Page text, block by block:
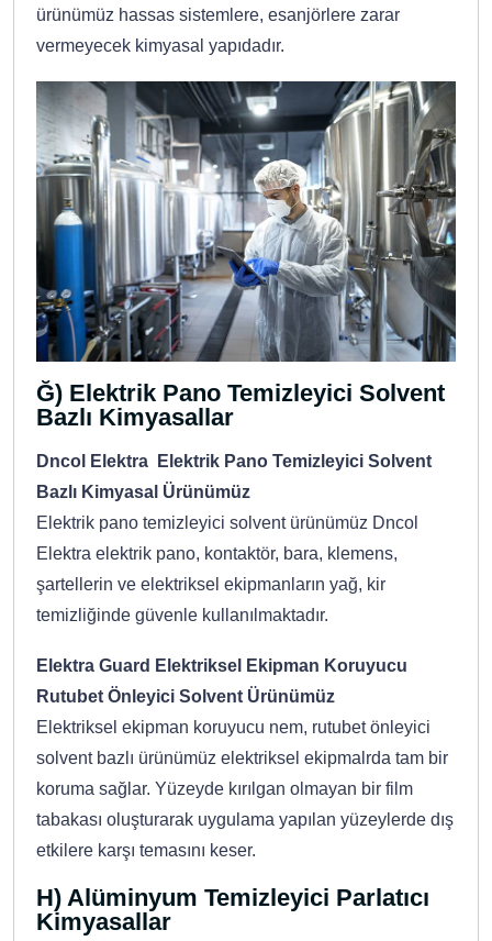
ürünümüz hassas sistemlere, esanjörlere zarar
vermeyecek kimyasal yapıdadır.
Ğ) Elektrik Pano Temizleyici Solvent
Bazlı Kimyasallar
Dncol Elektra Elektrik Pano Temizleyici Solvent
Bazlı Kimyasal Ürünümüz
Elektrik pano temizleyici solvent ürünümüz Dncol
Elektra elektrik pano, kontaktör, bara, klemens,
şartellerin ve elektriksel ekipmanların yağ, kir
temizliğinde güvenle kullanılmaktadır.
Elektra Guard Elektriksel Ekipman Koruyucu
Rutubet Önleyici Solvent Ürünümüz
Elektriksel ekipman koruyucu nem, rutubet önleyici
solvent bazlı ürünümüz elektriksel ekipmalrda tam bir
koruma sağlar. Yüzeyde kırılgan olmayan bir film
tabakası oluşturarak uygulama yapılan yüzeylerde dış
etkilere karşı temasını keser.
H) Alüminyum Temizleyici Parlatıcı
Kimyasallar